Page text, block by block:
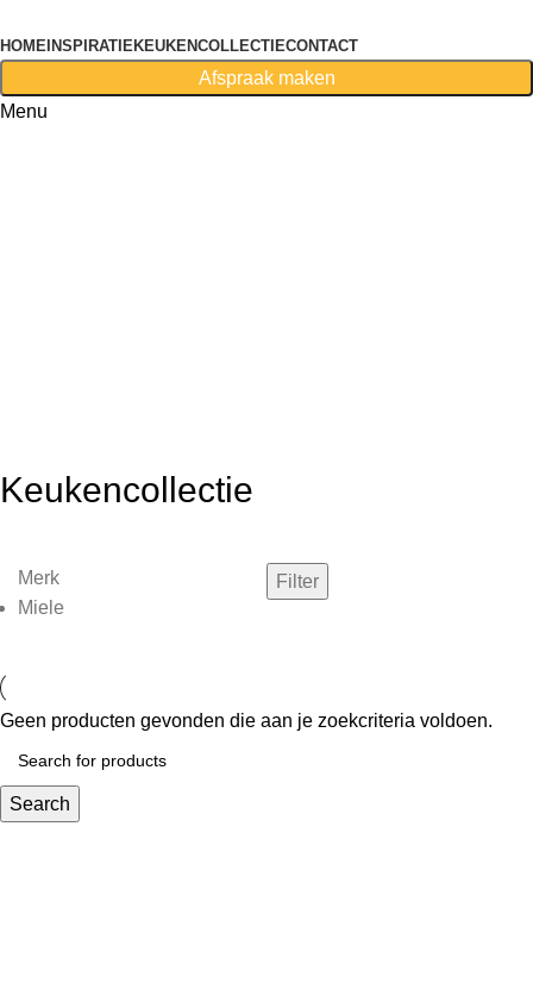
HOME INSPIRATIEKEUKENCOLLECTIECONTACT
Afspraak maken
Menu
Keukencollectie
Merk
Miele
Filter
Geen producten gevonden die aan je zoekcriteria voldoen.
Search